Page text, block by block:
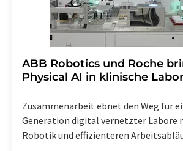
​​​​​​​ABB Robotics und Roche
Physical AI in klinische
Zusammenarbeit ebnet den Weg für
Generation digital vernetzter
Robotik und effizienteren